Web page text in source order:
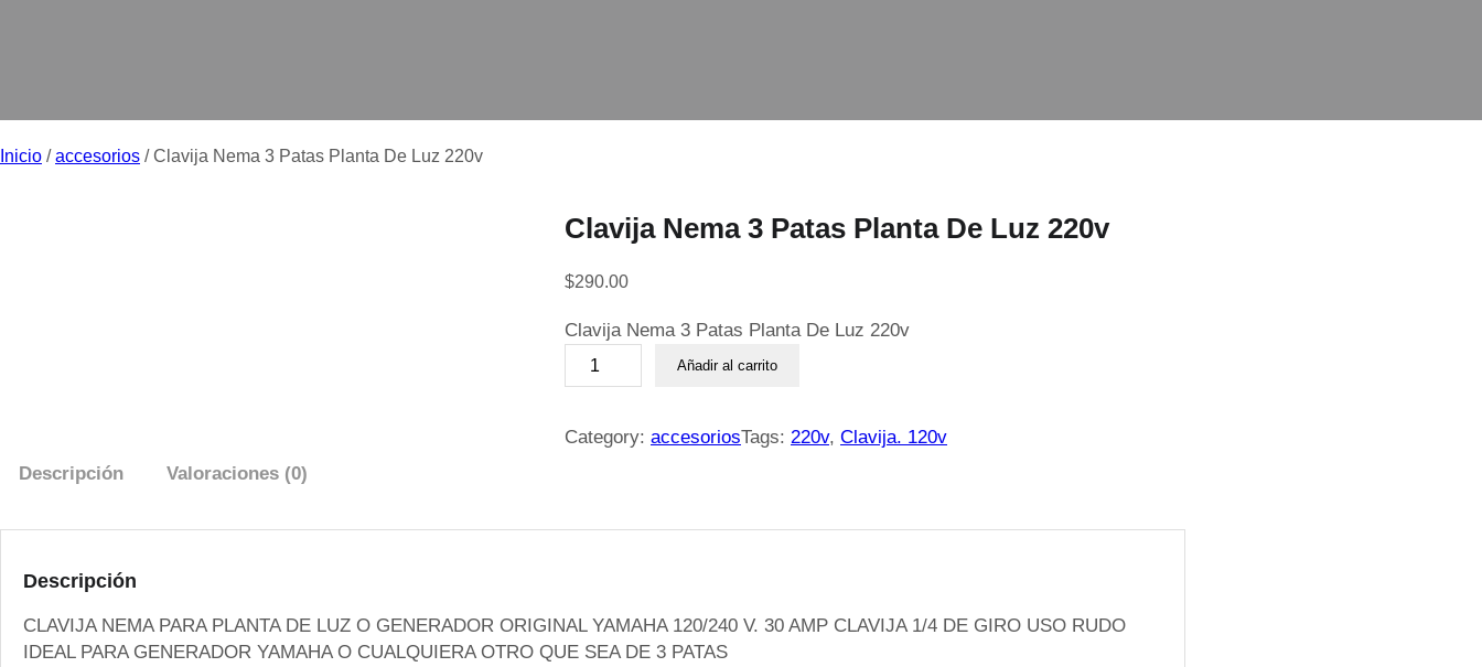
Inicio /accesorios / Clavija Nema 3 Patas Planta De Luz 220v
Clavija Nema 3 Patas Planta De Luz 220v
$290.00
Clavija Nema 3 Patas Planta De Luz 220v
l
v
a
3
Añadir al carrito
Category: accesoriosTags: 220v, Clavija. 120v
Descripción
Valoraciones (0)
Descripción
CLAVIJA NEMA PARA PLANTA DE LUZ O GENERADOR ORIGINAL YAMAHA 120/240 V. 30 AMP CLAVIJA 1/4 DE GIRO USO RUDO
IDEAL PARA GENERADOR YAMAHA O CUALQUIERA OTRO QUE SEA DE 3 PATAS